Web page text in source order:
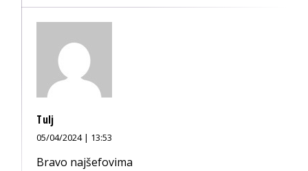
Tulj
05/04/2024 | 13:53
Bravo najšefovima